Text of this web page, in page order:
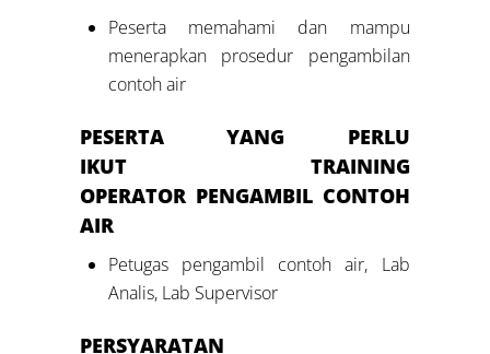
Peserta memahami dan mampu
menerapkan prosedur pengambilan
contoh air
PESERTA YANG PERLU
IKUT TRAINING
OPERATORPENGAMBIL CONTOH
AIR
Petugas pengambil contoh air, Lab
Analis, Lab Supervisor
PERSYARATAN